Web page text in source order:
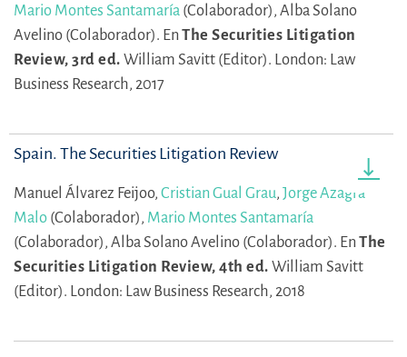
Mario Montes Santamaría (Colaborador), Alba Solano
Avelino (Colaborador). En The Securities Litigation
Review, 3rd ed. William Savitt (Editor). London: Law
Business Research, 2017
Spain. The Securities Litigation Review
Manuel Álvarez Feijoo, Cristian Gual Grau, Jorge Azagra
Malo (Colaborador), Mario Montes Santamaría
(Colaborador), Alba Solano Avelino (Colaborador). En The
Securities Litigation Review, 4th ed. William Savitt
(Editor). London: Law Business Research, 2018